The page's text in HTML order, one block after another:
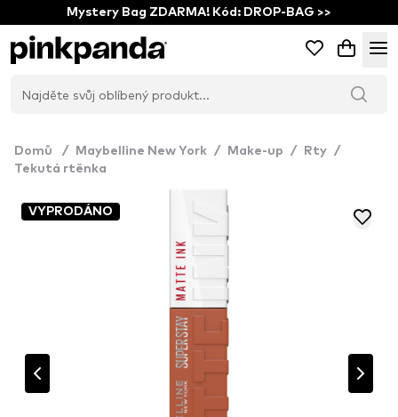
Mystery Bag ZDARMA! Kód: DROP-BAG >>
Domů / Maybelline New York / Make-up / Rty /
Tekutá rtěnka
VYPRODÁNO